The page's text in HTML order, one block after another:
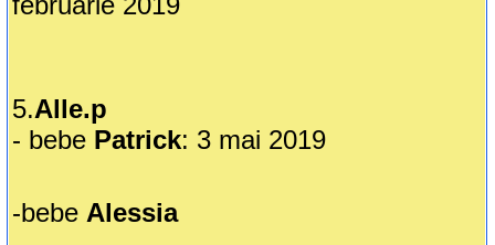
5.Alle.p
- bebe Patrick: 3 mai 2019
-bebe Alessia